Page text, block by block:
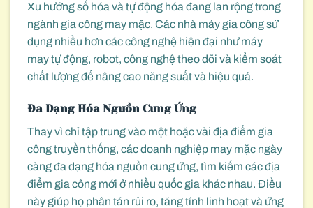
Xu hướng số hóa và tự động hóa đang lan rộng trong
ngành gia công may mặc. Các nhà máy gia công sử
dụng nhiều hơn các công nghệ hiện đại như máy
may tự động, robot, công nghệ theo dõi và kiểm soát
chất lượng để nâng cao năng suất và hiệu quả.
Đa Dạng Hóa Nguồn Cung Ứng
Thay vì chỉ tập trung vào một hoặc vài địa điểm gia
công truyền thống, các doanh nghiệp may mặc ngày
càng đa dạng hóa nguồn cung ứng, tìm kiếm các địa
điểm gia công mới ở nhiều quốc gia khác nhau. Điều
này giúp họ phân tán rủi ro, tăng tính linh hoạt và ứng